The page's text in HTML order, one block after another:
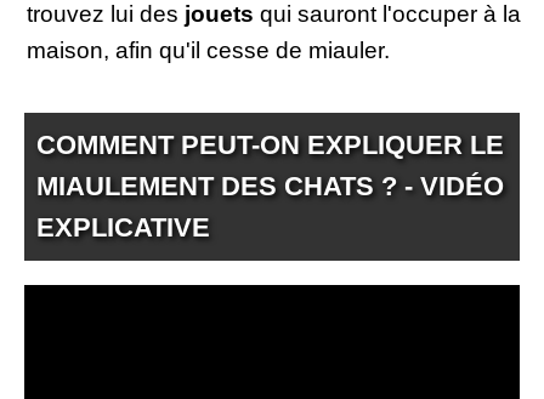
trouvez lui des jouets qui sauront l'occuper à la
maison, afin qu'il cesse de miauler.
COMMENT PEUT-ON EXPLIQUER LE
MIAULEMENT DES CHATS ? - VIDÉO
EXPLICATIVE